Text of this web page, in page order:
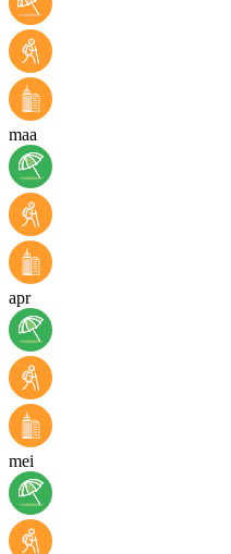
maa
apr
mei